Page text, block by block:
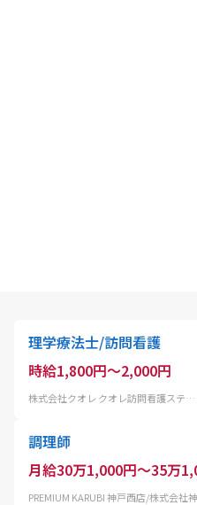
理学療法士/訪問看護
時給1,800円～2,000円
株式会社クオレ クオレ訪問看護ステーション千鳥橋
調理師
月給30万1,000円～35万
PREMIUM KARUBI 神戸西店/株式会社